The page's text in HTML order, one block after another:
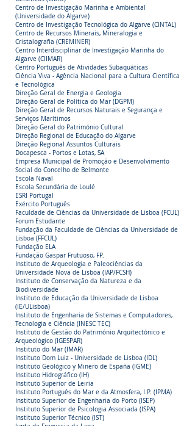
Centro de Investigação Marinha e Ambiental
(Universidade do Algarve)
Centro de Investigação Tecnológica do Algarve (CINTAL)
Centro de Recursos Minerais, Mineralogia e
Cristalografia (CREMINER)
Centro Interdisciplinar de Investigação Marinha do
Algarve (CIIMAR)
Centro Português de Atividades Subaquáticas
Ciência Viva - Agência Nacional para a Cultura Científica
e Tecnológica
Direção Geral de Energia e Geologia
Direção Geral de Política do Mar (DGPM)
Direção Geral de Recursos Naturais e Segurança e
Serviços Marítimos
Direção Geral do Património Cultural
Direção Regional de Educação do Algarve
Direção Regional Assuntos Culturais
Docapesca - Portos e Lotas, SA
Empresa Municipal de Promoção e Desenvolvimento
Social do Concelho de Belmonte
Escola Naval
Escola Secundária de Loulé
ESRI Portugal
Exército Português
Faculdade de Ciências da Universidade de Lisboa (FCUL)
Forum Estudante
Fundação da Faculdade de Ciências da Universidade de
Lisboa (FFCUL)
Fundação ELA
Fundação Gaspar Frutuoso, FP.
Instituto de Arqueologia e Paleociências da
Universidade Nova de Lisboa (IAP/FCSH)
Instituto de Conservação da Natureza e da
Biodiversidade
Instituto de Educação da Universidade de Lisboa
(IE/ULisboa)
Instituto de Engenharia de Sistemas e Computadores,
Tecnologia e Ciência (INESC TEC)
Instituto de Gestão do Património Arquitectónico e
Arqueológico (IGESPAR)
Instituto do Mar (IMAR)
Instituto Dom Luiz - Universidade de Lisboa (IDL)
Instituto Geológico y Minero de España (IGME)
Instituto Hidrográfico (IH)
Instituto Superior de Leiria
Instituto Português do Mar e da Atmosfera, I.P. (IPMA)
Instituto Superior de Engenharia do Porto (ISEP)
Instituto Superior de Psicologia Associada (ISPA)
Instituto Superior Técnico (IST)